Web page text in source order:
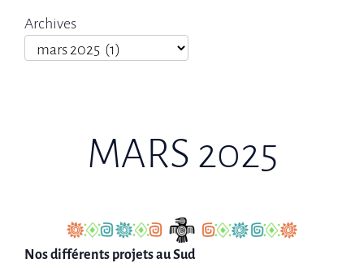
Archives
MARS 2025
Nos différents projets au Sud